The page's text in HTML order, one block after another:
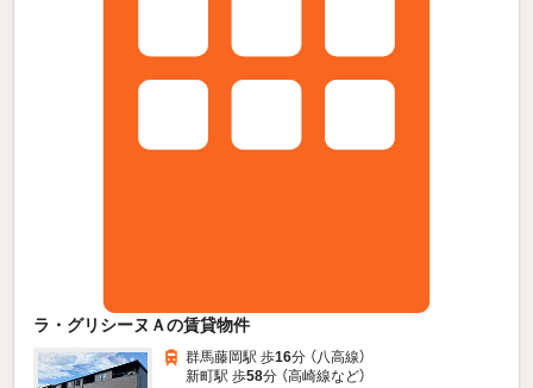
ラ・グリシーヌＡの賃貸物件
群馬藤岡駅 歩16分 （八高線）
新町駅 歩58分 （高崎線など）